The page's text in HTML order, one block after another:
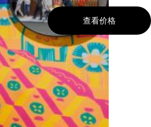
查看价格